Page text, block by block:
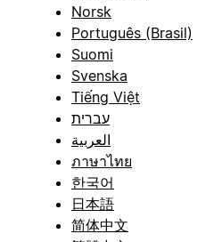
Norsk
Português (Brasil)
Suomi
Svenska
Tiếng Việt
עברית
العربية
ภาษาไทย
한국어
日本語
简体中文